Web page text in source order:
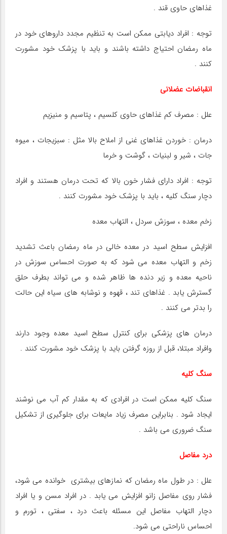
غذاهای حاوی قند .
توجه : افراد دیابتی ممکن است به تنظیم مجدد داروهای خود در
ماه رمضان احتیاج داشته باشند و باید با پزشک خود مشورت
کنند .
انقباضات عضلانی
علل : مصرف کم غذاهای حاوی کلسیم ، پتاسیم و منیزیم
درمان : خوردن غذاهای غنی از املاح بالا مثل : سبزیجات ، میوه
جات ، شیر و لبنیات ، گوشت و خرما
توجه : افراد دارای فشار خون بالا که تحت درمان هستند و افراد
دچار سنگ کلیه ، باید با پزشک خود مشورت کنند .
زخم معده ،‌ سوزش سردل ، التهاب معده
افزایش سطح اسید در معده خالی در ماه رمضان باعث تشدید
زخم و التهاب معده می شود که به صورت احساس سوزش در
ناحیه معده و زیر دنده ها ظاهر شده و می تواند بطرف حلق
گسترش یابد . غذاهای تند ، قهوه و نوشابه های سیاه این حالت
را بدتر می کنند .
درمان های پزشکی برای کنترل سطح اسید معده وجود دارند
وافراد مبتلا، قبل از روزه گرفتن باید با پزشک خود مشورت کنند .
سنگ کلیه
سنگ کلیه ممکن است در افرادی که به مقدار کم آب می نوشند
ایجاد شود . بنابراین مصرف زیاد مایعات برای جلوگیری از تشکیل
سنگ ضروری می باشد .
درد مفاصل
علل : در طول ماه رمضان که نمازهای بیشتری خوانده می شود،
فشار روی مفاصل زانو افزایش می یابد . در افراد مسن و یا افراد
دچار التهاب مفاصل این مسئله باعث درد ، سفتی ، تورم و
احساس ناراحتی می شود.